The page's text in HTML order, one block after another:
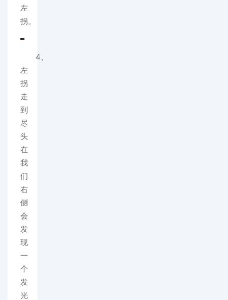
左
拐。
4、
左
拐
走
到
尽
头
在
我
们
右
侧
会
发
现
一
个
发
光